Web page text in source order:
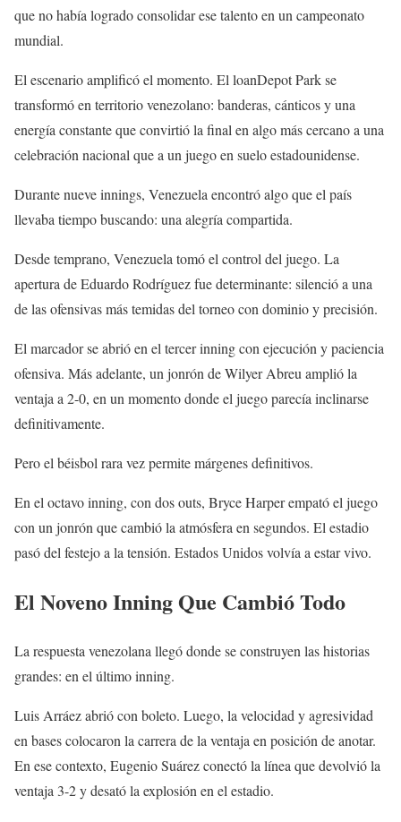
que no había logrado consolidar ese talento en un campeonato
mundial.
El escenario amplificó el momento. El loanDepot Park se
transformó en territorio venezolano: banderas, cánticos y una
energía constante que convirtió la final en algo más cercano a una
celebración nacional que a un juego en suelo estadounidense.
Durante nueve innings, Venezuela encontró algo que el país
llevaba tiempo buscando: una alegría compartida.
Desde temprano, Venezuela tomó el control del juego. La
apertura de Eduardo Rodríguez fue determinante: silenció a una
de las ofensivas más temidas del torneo con dominio y precisión.
El marcador se abrió en el tercer inning con ejecución y paciencia
ofensiva. Más adelante, un jonrón de Wilyer Abreu amplió la
ventaja a 2-0, en un momento donde el juego parecía inclinarse
definitivamente.
Pero el béisbol rara vez permite márgenes definitivos.
En el octavo inning, con dos outs, Bryce Harper empató el juego
con un jonrón que cambió la atmósfera en segundos. El estadio
pasó del festejo a la tensión. Estados Unidos volvía a estar vivo.
El Noveno Inning Que Cambió Todo
La respuesta venezolana llegó donde se construyen las historias
grandes: en el último inning.
Luis Arráez abrió con boleto. Luego, la velocidad y agresividad
en bases colocaron la carrera de la ventaja en posición de anotar.
En ese contexto, Eugenio Suárez conectó la línea que devolvió la
ventaja 3-2 y desató la explosión en el estadio.